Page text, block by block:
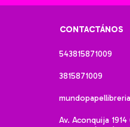
CONTACTÁNOS
543815871009
3815871009
Av. Aconquija